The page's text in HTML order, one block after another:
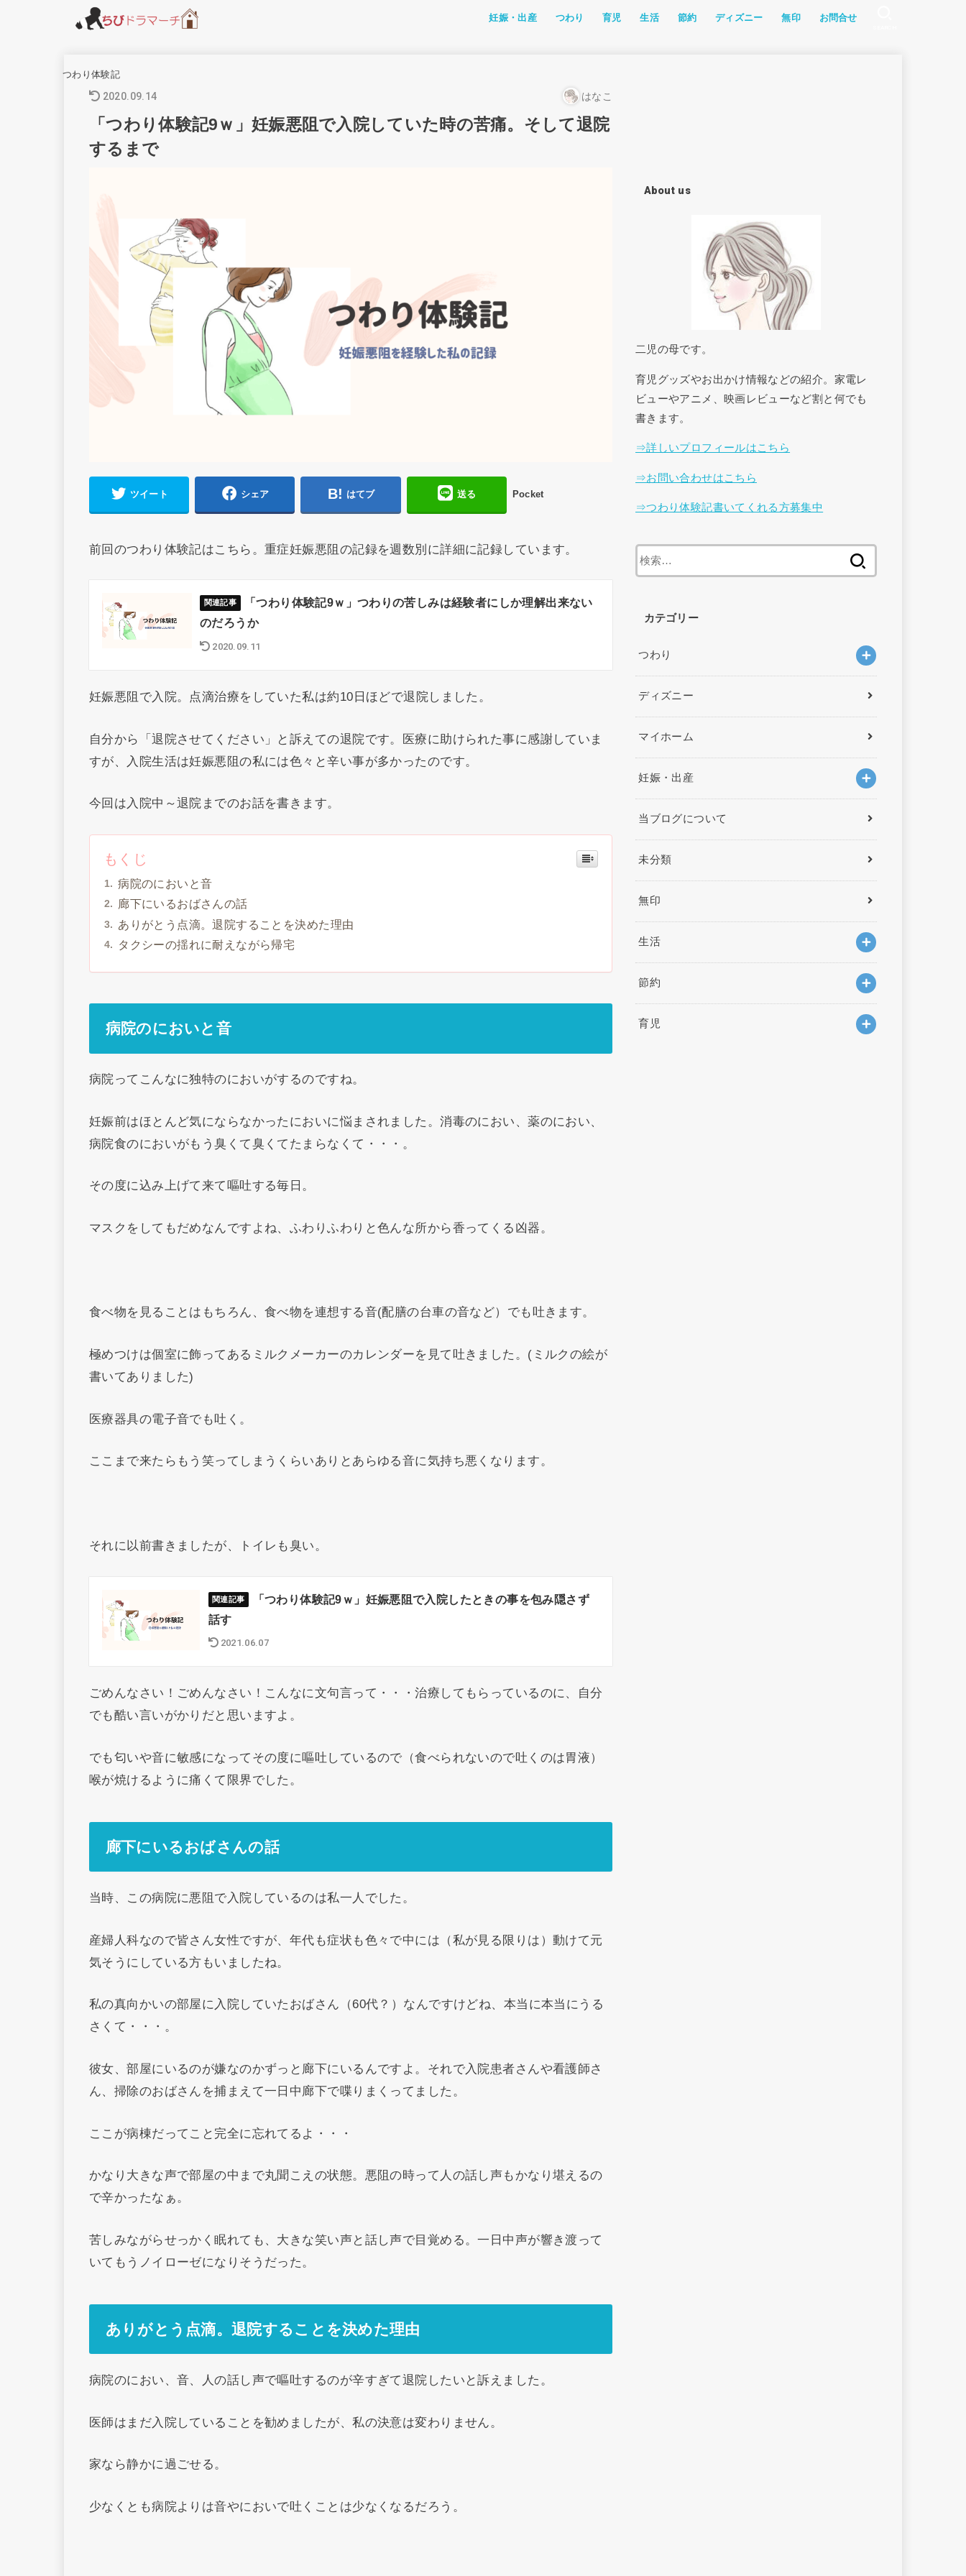
妊娠・出産 つわり 育児 生活 節約 ディズニー 無印 お問合せ
つわり体験記
2020.09.14 はなこ
「つわり体験記9ｗ」妊娠悪阻で入院していた時の苦痛。そして退院
するまで
ツイート シェア はてブ 送る Pocket
前回のつわり体験記はこちら。重症妊娠悪阻の記録を週数別に詳細に記録しています。
「つわり体験記9ｗ」つわりの苦しみは経験者にしか理解出来ない
のだろうか
2020.09.11
妊娠悪阻で入院。点滴治療をしていた私は約10日ほどで退院しました。
自分から「退院させてください」と訴えての退院です。医療に助けられた事に感謝していま
すが、入院生活は妊娠悪阻の私には色々と辛い事が多かったのです。
今回は入院中～退院までのお話を書きます。
もくじ
病院のにおいと音
廊下にいるおばさんの話
ありがとう点滴。退院することを決めた理由
タクシーの揺れに耐えながら帰宅
病院のにおいと音
病院ってこんなに独特のにおいがするのですね。
妊娠前はほとんど気にならなかったにおいに悩まされました。消毒のにおい、薬のにおい、
病院食のにおいがもう臭くて臭くてたまらなくて・・・。
その度に込み上げて来て嘔吐する毎日。
マスクをしてもだめなんですよね、ふわりふわりと色んな所から香ってくる凶器。
食べ物を見ることはもちろん、食べ物を連想する音(配膳の台車の音など）でも吐きます。
極めつけは個室に飾ってあるミルクメーカーのカレンダーを見て吐きました。(ミルクの絵が
書いてありました)
医療器具の電子音でも吐く。
ここまで来たらもう笑ってしまうくらいありとあらゆる音に気持ち悪くなります。
それに以前書きましたが、トイレも臭い。
「つわり体験記9ｗ」妊娠悪阻で入院したときの事を包み隠さず
話す
2021.06.07
ごめんなさい！ごめんなさい！こんなに文句言って・・・治療してもらっているのに、自分
でも酷い言いがかりだと思いますよ。
でも匂いや音に敏感になってその度に嘔吐しているので（食べられないので吐くのは胃液）
喉が焼けるように痛くて限界でした。
廊下にいるおばさんの話
当時、この病院に悪阻で入院しているのは私一人でした。
産婦人科なので皆さん女性ですが、年代も症状も色々で中には（私が見る限りは）動けて元
気そうにしている方もいましたね。
私の真向かいの部屋に入院していたおばさん（60代？）なんですけどね、本当に本当にうる
さくて・・・。
彼女、部屋にいるのが嫌なのかずっと廊下にいるんですよ。それで入院患者さんや看護師さ
ん、掃除のおばさんを捕まえて一日中廊下で喋りまくってました。
ここが病棟だってこと完全に忘れてるよ・・・
かなり大きな声で部屋の中まで丸聞こえの状態。悪阻の時って人の話し声もかなり堪えるの
で辛かったなぁ。
苦しみながらせっかく眠れても、大きな笑い声と話し声で目覚める。一日中声が響き渡って
いてもうノイローゼになりそうだった。
ありがとう点滴。退院することを決めた理由
病院のにおい、音、人の話し声で嘔吐するのが辛すぎて退院したいと訴えました。
医師はまだ入院していることを勧めましたが、私の決意は変わりません。
家なら静かに過ごせる。
少なくとも病院よりは音やにおいで吐くことは少なくなるだろう。
About us
二児の母です。
育児グッズやお出かけ情報などの紹介。家電レ
ビューやアニメ、映画レビューなど割と何でも
書きます。
⇒詳しいプロフィールはこちら
⇒お問い合わせはこちら
⇒つわり体験記書いてくれる方募集中
索
カテゴリー
つわり
ディズニー
マイホーム
妊娠・出産
当ブログについて
未分類
無印
生活
節約
育児